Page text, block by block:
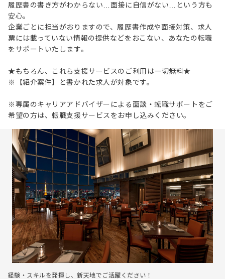
履歴書の書き方がわからない…面接に自信がない…という方も
安心。
企業ごとに担当がおりますので、履歴書作成や面接対策、求人
票には載っていない情報の提供などをおこない、あなたの転職
をサポートいたします。
★もちろん、これら支援サービスのご利用は一切無料★
※【紹介案件】と書かれた求人が対象です。
※専属のキャリアアドバイザーによる面談・転職サポートをご
希望の方は、転職支援サービスをお申し込みください。
経験・スキルを発揮し、新天地でご活躍ください！